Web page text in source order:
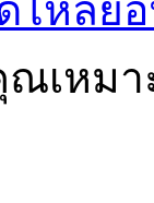
ไหลย้
ณเหม